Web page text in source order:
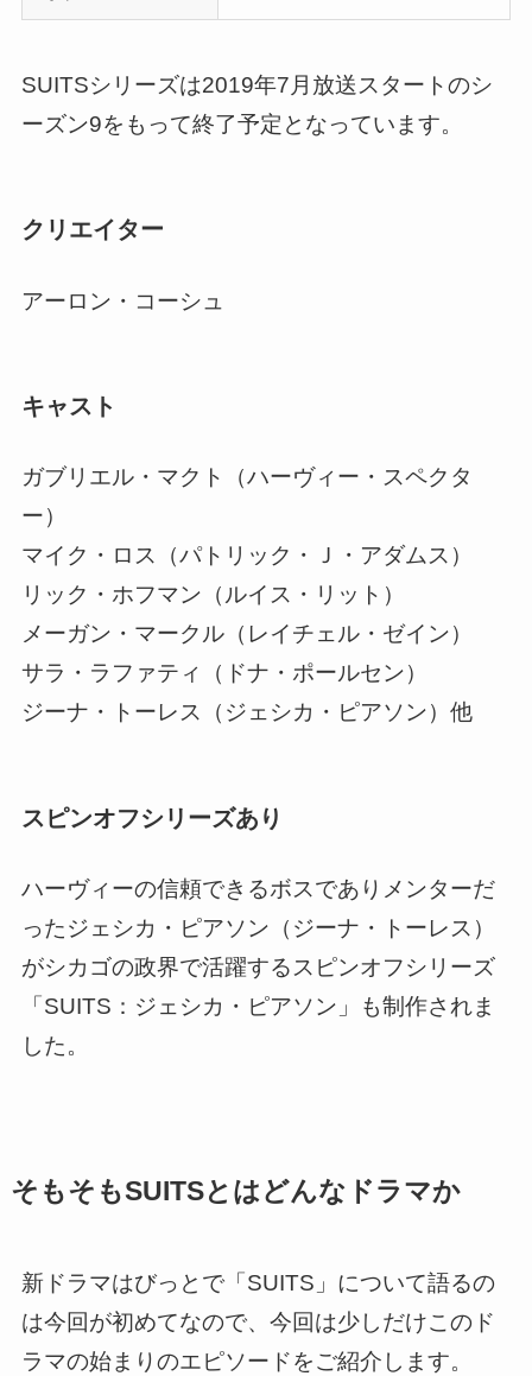
SUITSシリーズは2019年7月放送スタートのシ
ーズン9をもって終了予定となっています。
クリエイター
アーロン・コーシュ
キャスト
ガブリエル・マクト（ハーヴィー・スペクタ
ー）
マイク・ロス（パトリック・Ｊ・アダムス）
リック・ホフマン（ルイス・リット）
メーガン・マークル（レイチェル・ゼイン）
サラ・ラファティ（ドナ・ポールセン）
ジーナ・トーレス（ジェシカ・ピアソン）他
スピンオフシリーズあり
ハーヴィーの信頼できるボスでありメンターだ
ったジェシカ・ピアソン（ジーナ・トーレス）
がシカゴの政界で活躍するスピンオフシリーズ
「SUITS：ジェシカ・ピアソン」も制作されま
した。
そもそもSUITSとはどんなドラマか
新ドラマはびっとで「SUITS」について語るの
は今回が初めてなので、今回は少しだけこのド
ラマの始まりのエピソードをご紹介します。